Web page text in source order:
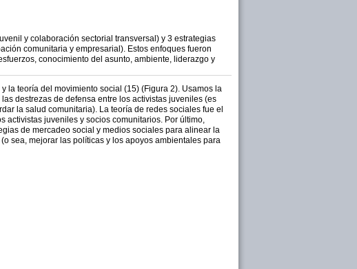
y colaboración sectorial transversal) y 3 estrategias
comunitaria y empresarial). Estos enfoques fueron
conocimiento del asunto, ambiente, liderazgo y
la teoría del movimiento social (15) (Figura 2). Usamos la
destrezas de defensa entre los activistas juveniles (es
la salud comunitaria). La teoría de redes sociales fue el
activistas juveniles y socios comunitarios. Por último,
de mercadeo social y medios sociales para alinear la
sea, mejorar las políticas y los apoyos ambientales para